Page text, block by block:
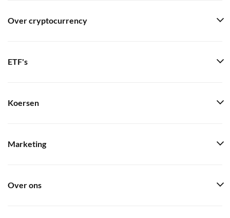
Over cryptocurrency
ETF's
Koersen
Marketing
Over ons